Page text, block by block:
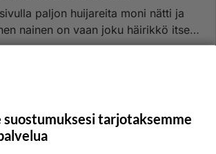
paljon huijareita moni nätti ja
nainen on vaan joku häirikkö itse
ns maksullisen puolen eli
tarjotaksemme